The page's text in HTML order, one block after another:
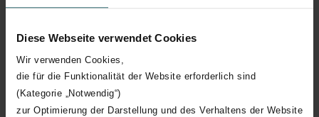
Diese Webseite verwendet Cookies
Wir verwenden Cookies,
die für die Funktionalität der Website erforderlich sind
(Kategorie „Notwendig“)
zur Optimierung der Darstellung und des Verhaltens der Website
Download
loading...